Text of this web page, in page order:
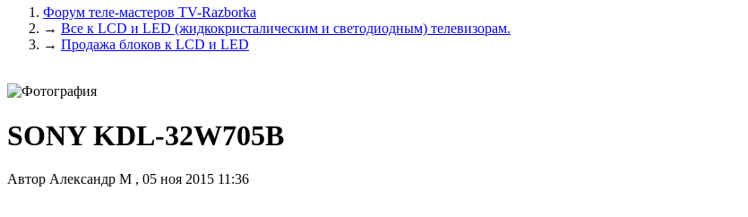
Форум теле-мастеров TV-Razborka
→ Все к LCD и LED (жидкокристалическим и светодиодным) телевизорам.
→ Продажа блоков к LCD и LED
SONY KDL-32W705B
Автор Александр М , 05 ноя 2015 11:36